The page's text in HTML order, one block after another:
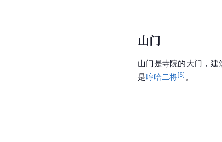
山门
山门是寺院的大门， 建
是哼哈二将[5] 。